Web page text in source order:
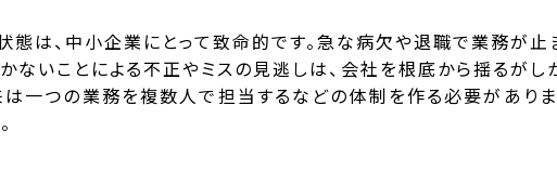
態は、中小企業にとって致命的です。急な病欠や退職で業務が止
ないことによる不正やミスの見逃しは、会社を根底から揺るがし
は一つの業務を複数人で担当するなどの体制を作る必要がありま